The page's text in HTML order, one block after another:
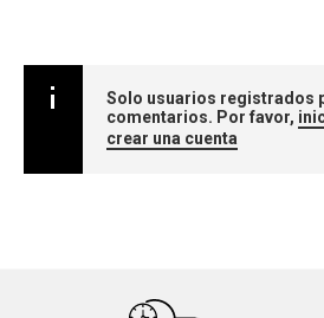
Solo usuarios registrados
comentarios. Por favor,
crear una cuenta